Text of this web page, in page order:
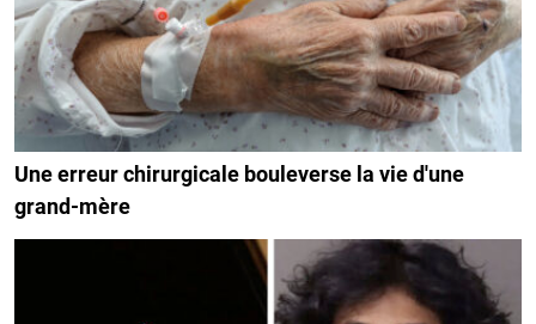
Une erreur chirurgicale bouleverse la vie d'une
grand-mère